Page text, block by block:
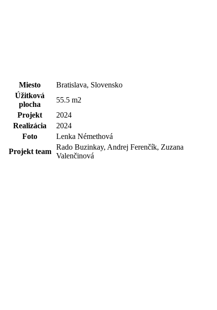
Miesto
Bratislava, Slovensko
Úžitková
plocha
55.5 m2
Projekt
2024
Realizácia
2024
Foto
Lenka Némethová
Projekt team
Rado Buzinkay, Andrej Ferenčík, Zuzana
Valenčinová